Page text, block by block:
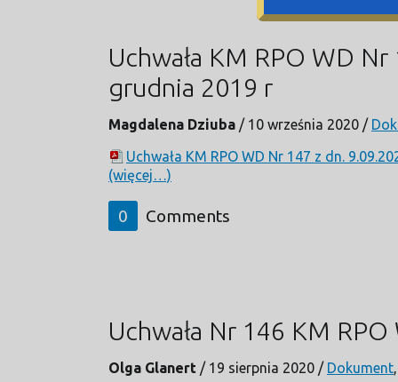
Uchwała KM RPO WD
grudnia 2019 r
Magdalena Dziuba / 10 września 2020 /
Uchwała KM RPO WD Nr 147 z dn.
(więcej…)
0 Comments
Uchwała Nr 146 KM
Olga Glanert / 19 sierpnia 2020 / Dokument,